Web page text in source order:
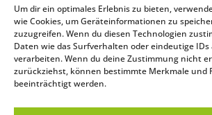
Um dir ein optimales Erlebnis zu bieten,
wie Cookies, um Geräteinformationen zu
zuzugreifen. Wenn du diesen Technologien
Daten wie das Surfverhalten oder eindeutige IDs
verarbeiten. Wenn du deine Zustimmung nicht
zurückziehst, können bestimmte Merkmale und
beeinträchtigt werden.
Freitag
7.30 Uhr – 12.00 Uhr